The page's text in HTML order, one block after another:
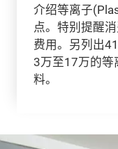
介绍等离子
点。特别提醒
费用。另列出
3万至17万的等
料。